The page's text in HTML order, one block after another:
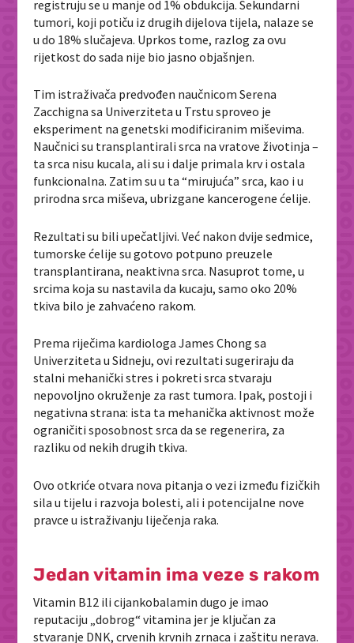
registruju se u manje od 1% obdukcija. Sekundarni
tumori, koji potiču iz drugih dijelova tijela, nalaze se
u do 18% slučajeva. Uprkos tome, razlog za ovu
rijetkost do sada nije bio jasno objašnjen.
Tim istraživača predvođen naučnicomSerena
Zacchigna sa Univerziteta u Trstu sproveo je
eksperiment na genetski modificiranim miševima.
Naučnici su transplantirali srca na vratove životinja –
ta srca nisu kucala, ali su i dalje primala krv i ostala
funkcionalna. Zatim su u ta “mirujuća” srca, kao i u
prirodna srca miševa, ubrizgane kancerogene ćelije.
Rezultati su bili upečatljivi. Već nakon dvije sedmice,
tumorske ćelije su gotovo potpuno preuzele
transplantirana, neaktivna srca. Nasuprot tome, u
srcima koja su nastavila da kucaju, samo oko 20%
tkiva bilo je zahvaćeno rakom.
Prema riječima kardiologaJames Chong sa
Univerziteta u Sidneju, ovi rezultati sugeriraju da
stalni mehanički stres i pokreti srca stvaraju
nepovoljno okruženje za rast tumora. Ipak, postoji i
negativna strana: ista ta mehanička aktivnost može
ograničiti sposobnost srca da se regenerira, za
razliku od nekih drugih tkiva.
Ovo otkriće otvara nova pitanja o vezi između fizičkih
sila u tijelu i razvoja bolesti, ali i potencijalne nove
pravce u istraživanju liječenja raka.
Jedan vitamin ima veze s rakom
Vitamin B12 ili cijankobalamin dugo je imao
reputaciju „dobrog“ vitamina jer je ključan za
stvaranje DNK, crvenih krvnih zrnaca i zaštitu nerava.